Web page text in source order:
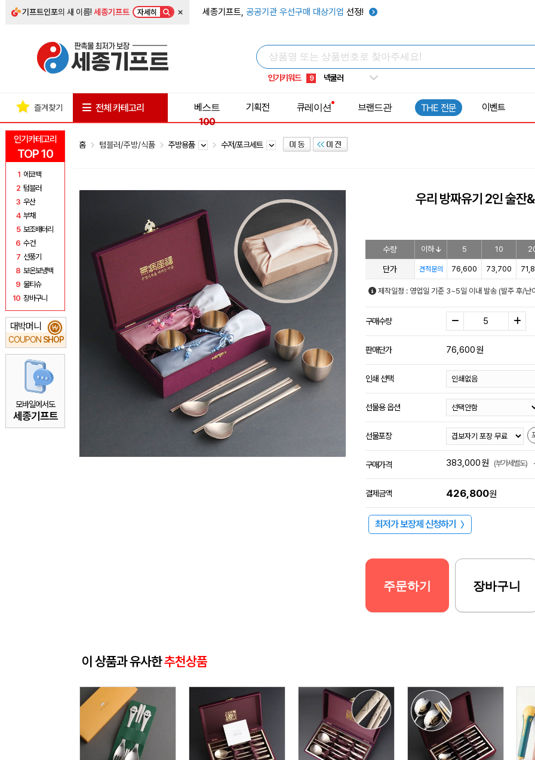
기프트인포의 새 이름!세종기프트 자세히 × 세종기프트, 공공기관 우선구매 대상기업 선정!
인기키워드
6 우산
9 넥쿨러
10 타포린가방
인기카테고리
TOP 10
1 에코백
2 텀블러
3 우산
4 부채
5 보조배터리
6 수건
7 선풍기
8 보온보냉백
9 물티슈
10 장바구니
대박머니
COUPON SHOP
₩
모바일에서도
세종기프트
즐겨찾기 전체 카테고리
베스트
100
기획전 큐레이션 브랜드관 THE 전문 이벤트
홈 텀블러/주방/식품 주방용품 수저/포크세트
우리 방짜유기 2인 술잔
수량 이하 5 10
단가 견적문의 76,600 73,700
제작일정 : 영업일 기준 3~5일 이내 발송 (발주 후/난
구매수량
판매단가 76,600원
인쇄 선택
선물용 옵션
선물포장
구매가격 383,000원 (부가세별도)
결제금액 426,800원
최저가 보장제 신청하기 〉
주문하기 장바구니
이 상품과 유사한추천상품